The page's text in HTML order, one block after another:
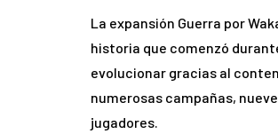
La expansión Guerra por
historia que comenzó
evolucionar gracias al
numerosas campañas,
jugadores.